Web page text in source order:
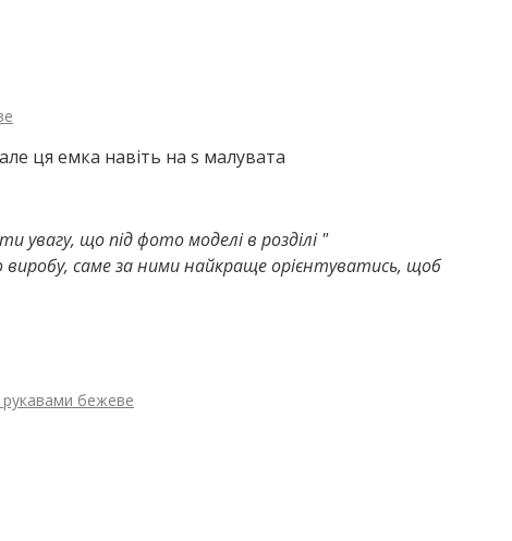
ця емка навіть на s малувата
увагу, що під фото моделі в розділі "
саме за ними найкраще орієнтуватись, щоб
бежеве